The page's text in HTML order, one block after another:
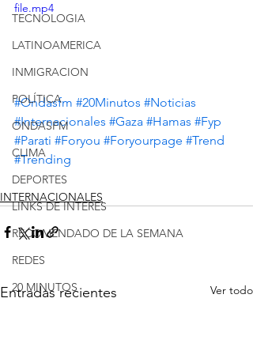
TECNOLOGIA
LATINOAMERICA
INMIGRACION
POLÍTICA
ONDASFM
CLIMA
DEPORTES
LINKS DE INTERES
RECOMENDADO DE LA SEMANA
REDES
20 MINUTOS
file.mp4
#Ondasfm #20Minutos #Noticias
#Internacionales #Gaza #Hamas #Fyp
#Parati #Foryou #Foryourpage #Trend
#Trending
INTERNACIONALES
Entradas recientes Ver todo